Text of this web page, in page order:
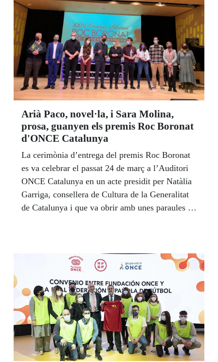
Arià Paco, novel·la, i Sara Molina,
prosa, guanyen els premis Roc Boronat
d'ONCE Catalunya
La cerimònia d’entrega del premis Roc Boronat
es va celebrar el passat 24 de març a l’Auditori
ONCE Catalunya en un acte presidit per Natàlia
Garriga, consellera de Cultura de la Generalitat
de Catalunya i que va obrir amb unes paraules de
Sara Molina va guanyar en l’apartat de prosa
amb l’obra El dia que les paraules van perdre els
seus filtres. El premi està dotat amb 900 €.
David Bernardo, president del Consell Territorial
de l’ONCE Catalunya, li va lliurar el guardó.